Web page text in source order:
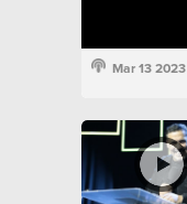
Mar 13 2023